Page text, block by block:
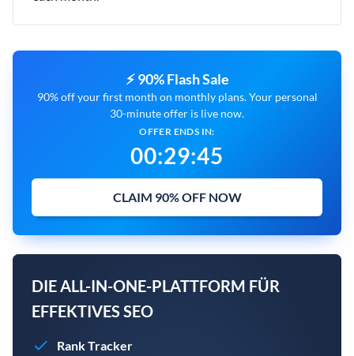
⚡ 90% Flash Sale
90% off your first month on monthly plans. Your personal
30-minute offer is live now.
OFFER ENDS IN:
00:29:44
CLAIM 90% OFF NOW
DIE ALL-IN-ONE-PLATTFORM FÜR
EFFEKTIVES SEO
Rank Tracker